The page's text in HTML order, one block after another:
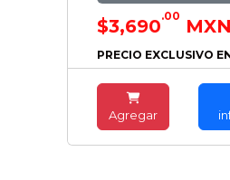
$3,690.00 MXN
PRECIO EXCLUSIVO
Agregar